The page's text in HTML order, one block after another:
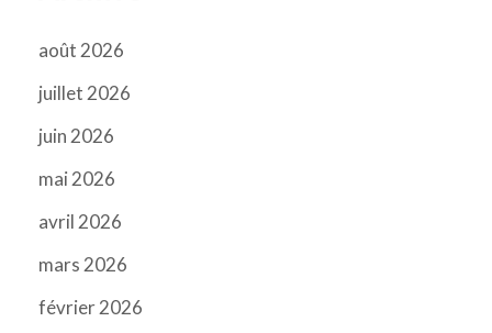
août 2026
juillet 2026
juin 2026
mai 2026
avril 2026
mars 2026
février 2026